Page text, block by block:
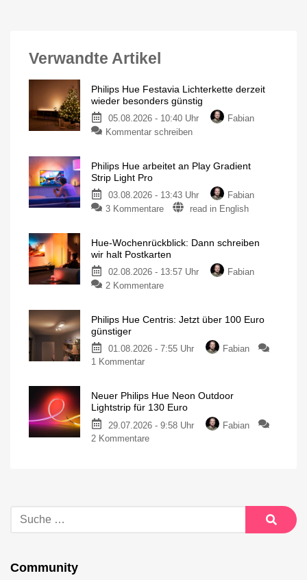
Verwandte Artikel
Philips Hue Festavia Lichterkette derzeit
wieder besonders günstig
05.08.2026 - 10:40 Uhr
Fabian
Kommentar schreiben
Philips Hue arbeitet an Play Gradient
Strip Light Pro
03.08.2026 - 13:43 Uhr
Fabian
3 Kommentare
read in English
Hue-Wochenrückblick: Dann schreiben
wir halt Postkarten
02.08.2026 - 13:57 Uhr
Fabian
2 Kommentare
Philips Hue Centris: Jetzt über 100 Euro
günstiger
01.08.2026 - 7:55 Uhr
Fabian
1 Kommentar
Neuer Philips Hue Neon Outdoor
Lightstrip für 130 Euro
29.07.2026 - 9:58 Uhr
Fabian
2 Kommentare
Community